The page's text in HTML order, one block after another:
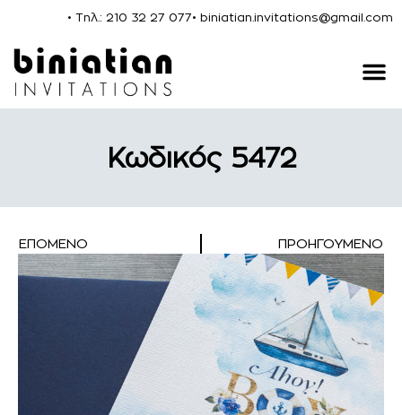
• Τηλ.: 210 32 27 077• biniatian.invitations@gmail.com
Κωδικός 5472
ΕΠΌΜΕΝΟ ΠΡΟΗΓΟΎΜΕΝΟ